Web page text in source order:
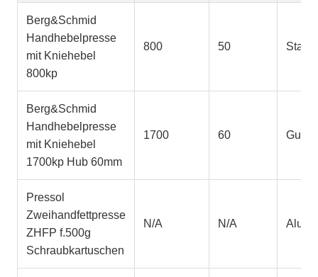
Berg&Schmid
Handhebelpresse
mit Kniehebel
800kp
800 50 Stahl
Berg&Schmid
Handhebelpresse
mit Kniehebel
1700kp Hub 60mm
1700 60
Pressol
Zweihandfettpresse
ZHFP f.500g
Schraubkartuschen
N/A N/A